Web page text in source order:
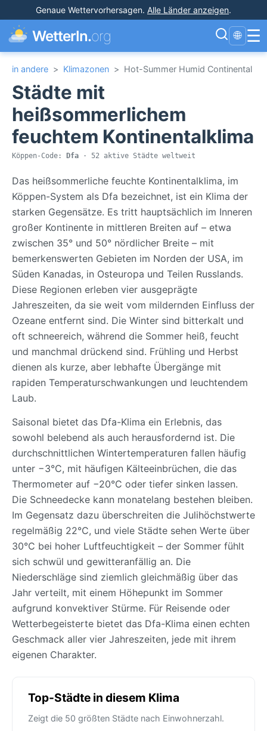
Genaue Wettervorhersagen. Alle Länder anzeigen.
WetterIn.org 🌐 ☰
in andere > Klimazonen > Hot-Summer Humid Continental
Städte mit
heißsommerlichem
feuchtem Kontinentalklima
Köppen-Code: Dfa · 52 aktive Städte weltweit
Das heißsommerliche feuchte Kontinentalklima, im
Köppen-System als Dfa bezeichnet, ist ein Klima der
starken Gegensätze. Es tritt hauptsächlich im Inneren
großer Kontinente in mittleren Breiten auf – etwa
zwischen 35° und 50° nördlicher Breite – mit
bemerkenswerten Gebieten im Norden der USA, im
Süden Kanadas, in Osteuropa und Teilen Russlands.
Diese Regionen erleben vier ausgeprägte
Jahreszeiten, da sie weit vom mildernden Einfluss der
Ozeane entfernt sind. Die Winter sind bitterkalt und
oft schneereich, während die Sommer heiß, feucht
und manchmal drückend sind. Frühling und Herbst
dienen als kurze, aber lebhafte Übergänge mit
rapiden Temperaturschwankungen und leuchtendem
Laub.
Saisonal bietet das Dfa-Klima ein Erlebnis, das
sowohl belebend als auch herausfordernd ist. Die
durchschnittlichen Wintertemperaturen fallen häufig
unter −3°C, mit häufigen Kälteeinbrüchen, die das
Thermometer auf −20°C oder tiefer sinken lassen.
Die Schneedecke kann monatelang bestehen bleiben.
Im Gegensatz dazu überschreiten die Julihöchstwerte
regelmäßig 22°C, und viele Städte sehen Werte über
30°C bei hoher Luftfeuchtigkeit – der Sommer fühlt
sich schwül und gewitteranfällig an. Die
Niederschläge sind ziemlich gleichmäßig über das
Jahr verteilt, mit einem Höhepunkt im Sommer
aufgrund konvektiver Stürme. Für Reisende oder
Wetterbegeisterte bietet das Dfa-Klima einen echten
Geschmack aller vier Jahreszeiten, jede mit ihrem
eigenen Charakter.
Top-Städte in diesem Klima
Zeigt die 50 größten Städte nach Einwohnerzahl.